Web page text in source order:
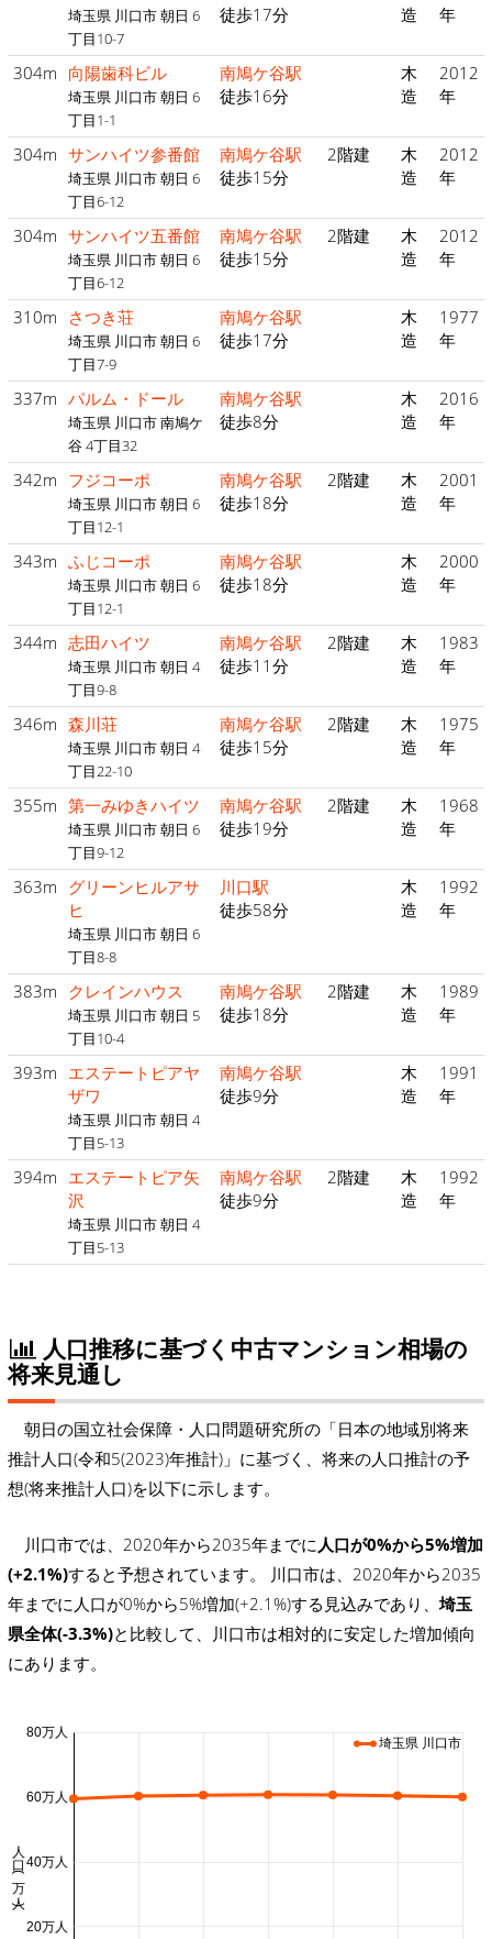
埼玉県 川口市 朝日 6
丁目10-7
徒歩17分
造
年
304m 向陽歯科ビル
埼玉県 川口市 朝日 6
丁目1-1
南鳩ケ谷駅
徒歩16分
木
造
2012
年
304m サンハイツ参番館
埼玉県 川口市 朝日 6
丁目6-12
南鳩ケ谷駅
徒歩15分
2階建
木
造
2012
年
304m サンハイツ五番館
埼玉県 川口市 朝日 6
丁目6-12
南鳩ケ谷駅
徒歩15分
2階建
木
造
2012
年
310m さつき荘
埼玉県 川口市 朝日 6
丁目7-9
南鳩ケ谷駅
徒歩17分
木
造
1977
年
337m パルム・ドール
埼玉県 川口市 南鳩ケ
谷 4丁目32
南鳩ケ谷駅
徒歩8分
木
造
2016
年
342m フジコーポ
埼玉県 川口市 朝日 6
丁目12-1
南鳩ケ谷駅
徒歩18分
2階建
木
造
2001
年
343m ふじコーポ
埼玉県 川口市 朝日 6
丁目12-1
南鳩ケ谷駅
徒歩18分
木
造
2000
年
344m 志田ハイツ
埼玉県 川口市 朝日 4
丁目9-8
南鳩ケ谷駅
徒歩11分
2階建
木
造
1983
年
346m 森川荘
埼玉県 川口市 朝日 4
丁目22-10
南鳩ケ谷駅
徒歩15分
2階建
木
造
1975
年
355m 第一みゆきハイツ
埼玉県 川口市 朝日 6
丁目9-12
南鳩ケ谷駅
徒歩19分
2階建
木
造
1968
年
363m グリーンヒルアサ
ヒ
埼玉県 川口市 朝日 6
丁目8-8
川口駅
徒歩58分
木
造
1992
年
383m クレインハウス
埼玉県 川口市 朝日 5
丁目10-4
南鳩ケ谷駅
徒歩18分
2階建
木
造
1989
年
393m エステートピアヤ
ザワ
埼玉県 川口市 朝日 4
丁目5-13
南鳩ケ谷駅
徒歩9分
木
造
1991
年
394m エステートピア矢
沢
埼玉県 川口市 朝日 4
丁目5-13
南鳩ケ谷駅
徒歩9分
2階建
木
造
1992
年
人口推移に基づく中古マンション相場の
将来見通し
朝日の国立社会保障・人口問題研究所の「日本の地域別将来
推計人口(令和5(2023)年推計)」に基づく、将来の人口推計の予
想(将来推計人口)を以下に示します。
川口市では、2020年から2035年までに 人口が0%から5%増加
(+2.1%)すると予想されています。 川口市は、2020年から2035
年までに人口が0%から5%増加(+2.1%)する見込みであり、埼玉
県全体(-3.3%)と比較して、川口市は相対的に安定した増加傾向
にあります。
20万人
40万人
60万人
80万人
人口 (万人)
埼玉県 川口市